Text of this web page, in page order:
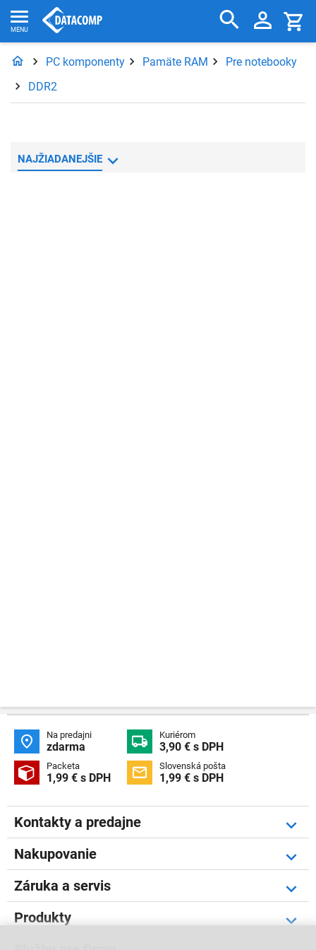
PC komponenty Pamäte RAM
Pre notebooky
DDR2
NAJŽIADANEJŠIE
 Na predajni
zdarma  Kuriérom
3,90 € s DPH
 Packeta
1,99 € s DPH  Slovenská pošta
1,99 € s DPH
Kontakty a predajne
Nakupovanie
Záruka a servis
Produkty